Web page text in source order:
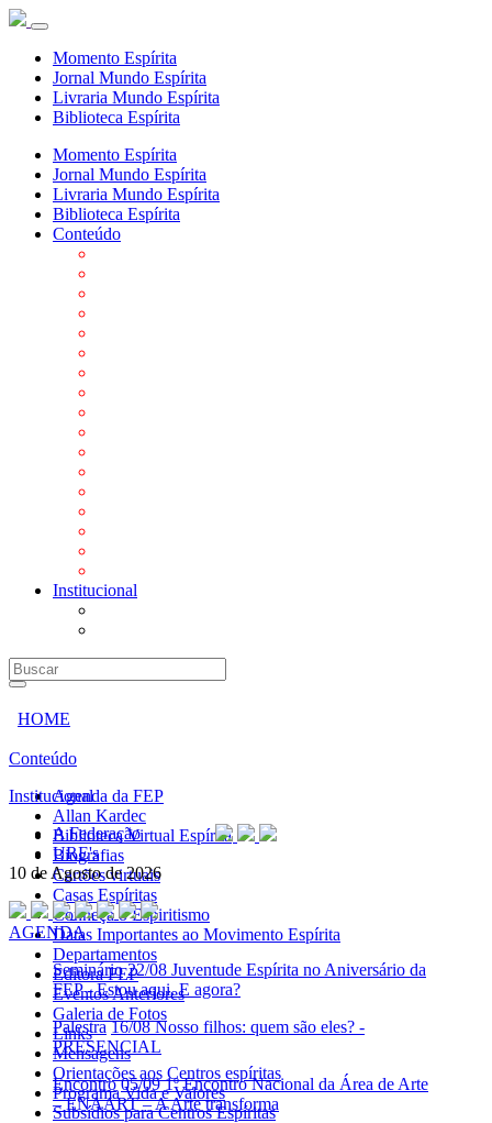
Momento Espírita
Jornal Mundo Espírita
Livraria Mundo Espírita
Biblioteca Espírita
Momento Espírita
Jornal Mundo Espírita
Livraria Mundo Espírita
Biblioteca Espírita
Conteúdo
Institucional
HOME
Conteúdo
Agenda da FEP
Allan Kardec
Biblioteca Virtual Espírita
Biografias
Cartões virtuais
Casas Espíritas
Conheça o Espiritismo
Datas Importantes ao Movimento Espírita
Departamentos
Editora FEP
Eventos Anteriores
Galeria de Fotos
Links
Mensagens
Orientações aos Centros espíritas
Programa Vida e Valores
Subsídios para Centros Espíritas
Institucional
A Federação
URE's
10 de Agosto de 2026
AGENDA
Seminário 22/08 Juventude Espírita no Aniversário da
FEP - Estou aqui. E agora?
Palestra 16/08 Nosso filhos: quem são eles? -
PRESENCIAL
Encontro 05/09 1º Encontro Nacional da Área de Arte
– ENAART – A Arte transforma